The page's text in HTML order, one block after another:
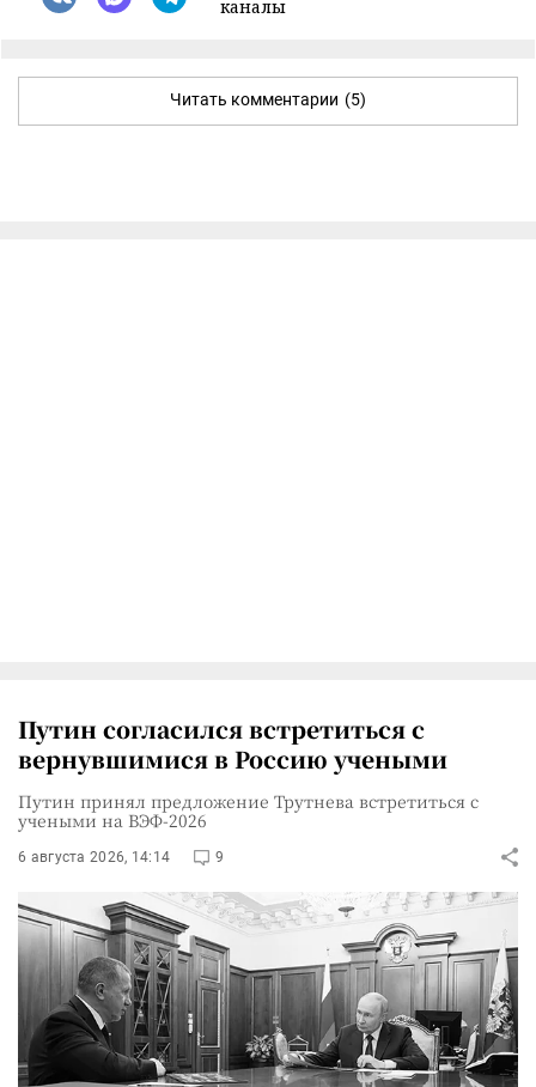
каналы
Читать комментарии (5)
Путин согласился встретиться с
вернувшимися в Россию учеными
Путин принял предложение Трутнева встретиться с
учеными на ВЭФ-2026
6 августа 2026, 14:14 9